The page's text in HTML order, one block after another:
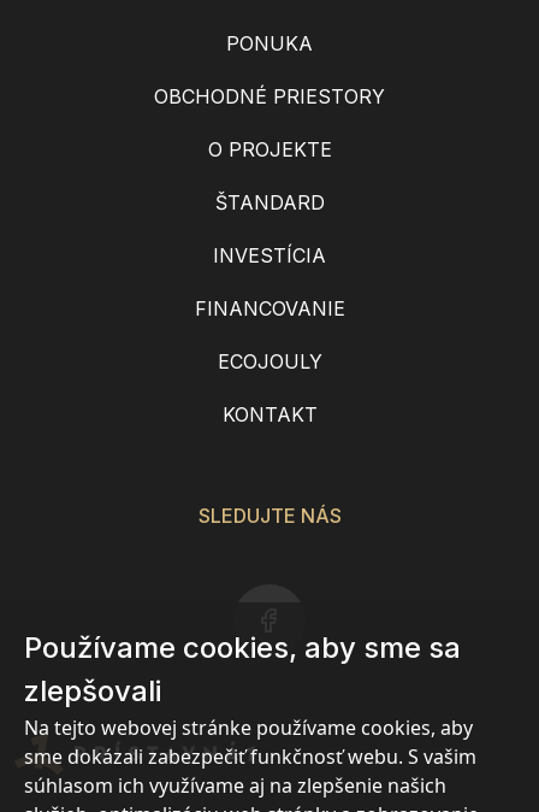
PONUKA
OBCHODNÉ PRIESTORY
O PROJEKTE
ŠTANDARD
INVESTÍCIA
FINANCOVANIE
ECOJOULY
KONTAKT
SLEDUJTE NÁS
Používame cookies, aby sme sa
zlepšovali
Na tejto webovej stránke používame cookies, aby
sme dokázali zabezpečiť funkčnosť webu. S vašim
súhlasom ich využívame aj na zlepšenie našich